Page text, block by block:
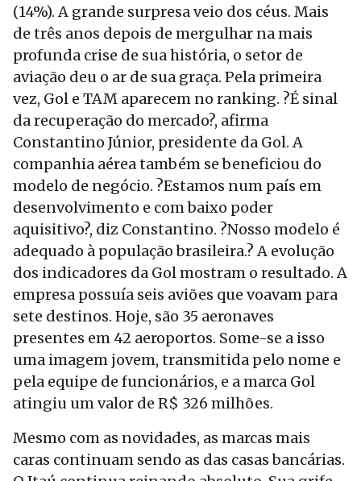
(14%). A grande surpresa veio dos céus. Mais
de três anos depois de mergulhar na mais
profunda crise de sua história, o setor de
aviação deu o ar de sua graça. Pela primeira
vez, Gol e TAM aparecem no ranking. ?É sinal
da recuperação do mercado?, afirma
Constantino Júnior, presidente da Gol. A
companhia aérea também se beneficiou do
modelo de negócio. ?Estamos num país em
desenvolvimento e com baixo poder
aquisitivo?, diz Constantino. ?Nosso modelo é
adequado à população brasileira.? A evolução
dos indicadores da Gol mostram o resultado. A
empresa possuía seis aviões que voavam para
sete destinos. Hoje, são 35 aeronaves
presentes em 42 aeroportos. Some-se a isso
uma imagem jovem, transmitida pelo nome e
pela equipe de funcionários, e a marca Gol
atingiu um valor de R$ 326 milhões.
Mesmo com as novidades, as marcas mais
caras continuam sendo as das casas bancárias.